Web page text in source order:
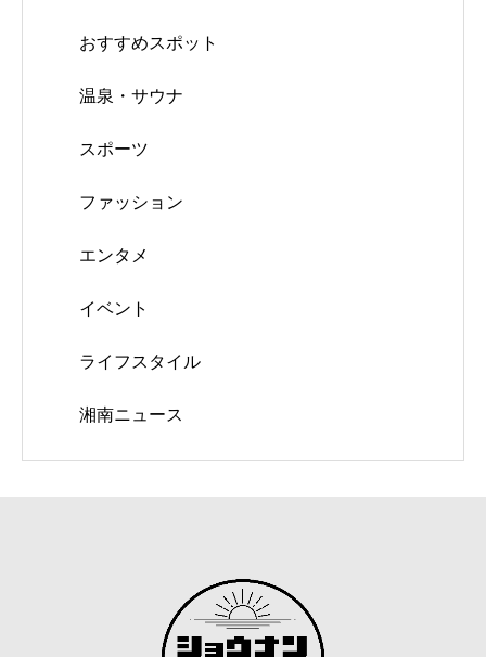
おすすめスポット
温泉・サウナ
スポーツ
ファッション
エンタメ
イベント
ライフスタイル
湘南ニュース